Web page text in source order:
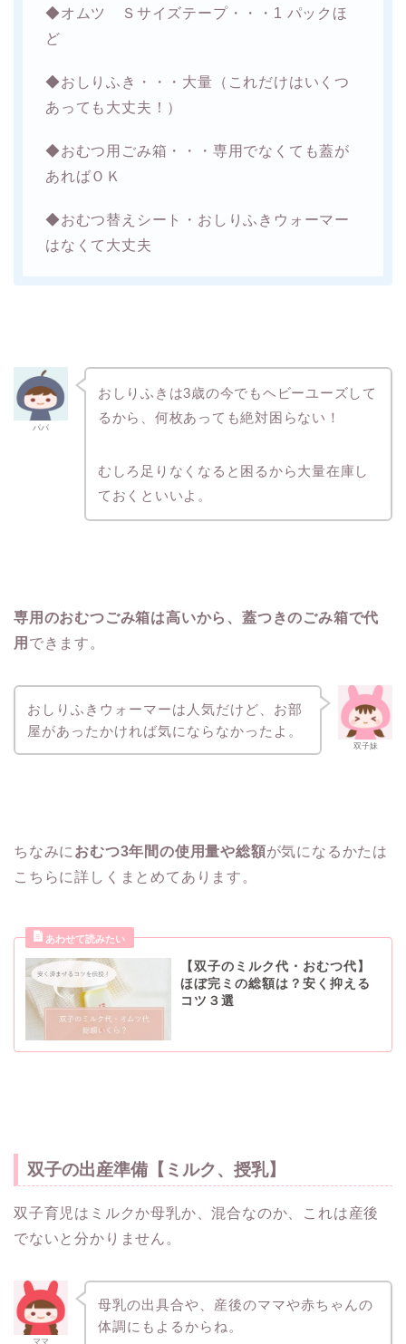
◆オムツ Ｓサイズテープ・・・1 パックほ
ど
◆おしりふき・・・大量（これだけはいくつ
あっても大丈夫！）
◆おむつ用ごみ箱・・・専用でなくても蓋が
あればＯＫ
◆おむつ替えシート・おしりふきウォーマー
はなくて大丈夫
パパ
おしりふきは3歳の今でもヘビーユーズして
るから、何枚あっても絶対困らない！
むしろ足りなくなると困るから大量在庫し
ておくといいよ。
専用のおむつごみ箱は高いから、蓋つきのごみ箱で代
用 できます。
双子妹
おしりふきウォーマーは人気だけど、お部
屋があったかければ気にならなかったよ。
ちなみに おむつ3年間の使用量や総額が気になるかたは
こちらに詳しくまとめてあります。
【双子のミルク代・おむつ代】
ほぼ完ミの総額は？安く抑える
コツ３選
双子の出産準備【ミルク、授乳】
双子育児はミルクか母乳か、混合なのか、これは産後
でないと分かりません。
ママ
母乳の出具合や、産後のママや赤ちゃんの
体調にもよるからね。